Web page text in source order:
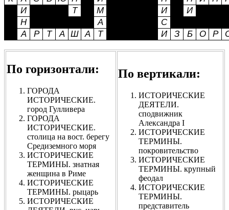
По горизонтали:
ГОРОДА
ИСТОРИЧЕСКИЕ.
город Гулливера
ГОРОДА
ИСТОРИЧЕСКИЕ.
столица на вост. берегу
Средиземного моря
ИСТОРИЧЕСКИЕ
ТЕРМИНЫ. знатная
женщина в Риме
ИСТОРИЧЕСКИЕ
ТЕРМИНЫ. рыцарь
ИСТОРИЧЕСКИЕ
По вертикали:
ИСТОРИЧЕСКИЕ
ДЕЯТЕЛИ.
сподвижник
Александра I
ИСТОРИЧЕСКИЕ
ТЕРМИНЫ.
покровительство
ИСТОРИЧЕСКИЕ
ТЕРМИНЫ. крупный
феодал
ИСТОРИЧЕСКИЕ
ТЕРМИНЫ.
представитель